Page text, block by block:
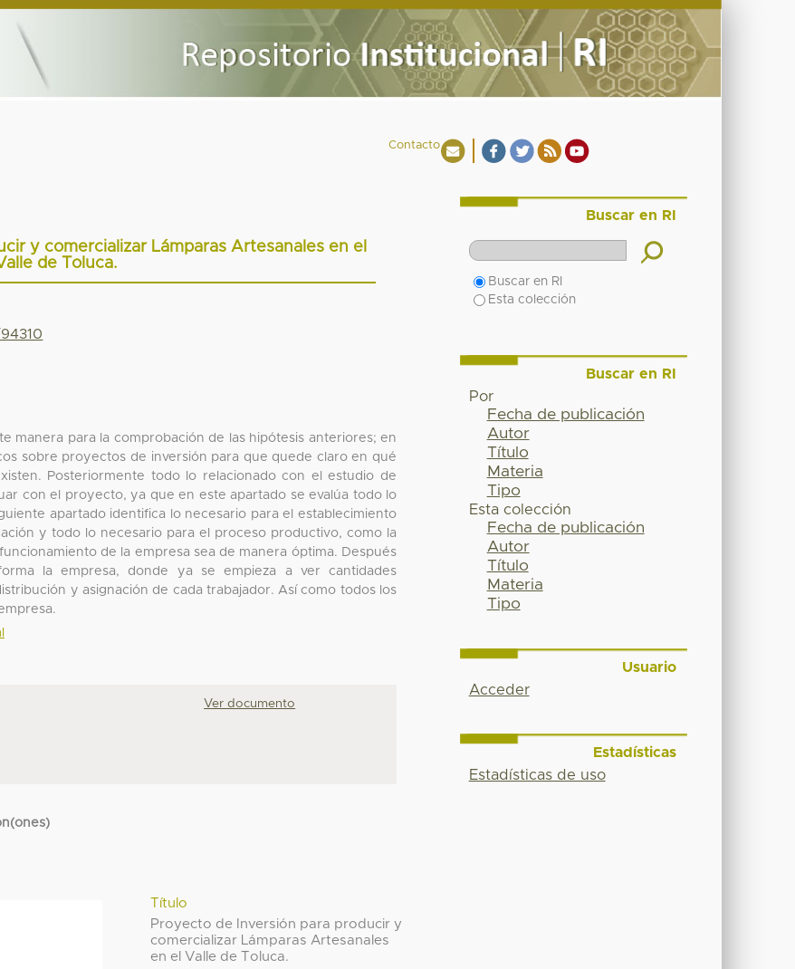
Contacto
y comercializar Lámparas Artesanales en el
de Toluca.
manera para la comprobación de las hipótesis anteriores; en
sobre proyectos de inversión para que quede claro en qué
Posteriormente todo lo relacionado con el estudio de
con el proyecto, ya que en este apartado se evalúa todo lo
apartado identifica lo necesario para el establecimiento
y todo lo necesario para el proceso productivo, como la
de la empresa sea de manera óptima. Después
la empresa, donde ya se empieza a ver cantidades
y asignación de cada trabajador. Así como todos los
Ver documento
Título
Proyecto de Inversión para producir y
comercializar Lámparas Artesanales
en el Valle de Toluca.
Buscar en RI
Buscar en RI
Esta colección
Buscar en RI
Por
Fecha de publicación
Autor
Título
Materia
Tipo
Esta colección
Fecha de publicación
Autor
Título
Materia
Tipo
Usuario
Acceder
Estadísticas
Estadísticas de uso